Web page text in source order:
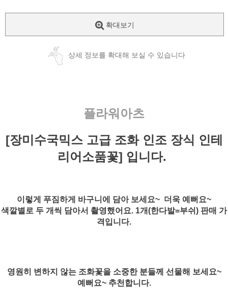
확대보기
상세 정보를 확대해 보실 수 있습니다
플라워아츠
[장미수국믹스 고급 조화 인조 장식 인테
리어소품꽃] 입니다.
이렇게 푸짐하게 바구니에 담아 보세요~ 더욱 예뻐요~
색깔별로 두 개씩 담아서 촬영했어요. 1개(한다발=부쉬) 판매 가
격입니다.
영원히 변하지 않는 조화꽃을 소중한 분들께 선물해 보세요~
예뻐요~ 추천합니다.